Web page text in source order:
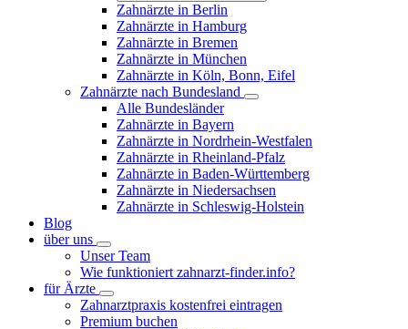
Zahnärzte in Berlin
Zahnärzte in Hamburg
Zahnärzte in Bremen
Zahnärzte in München
Zahnärzte in Köln, Bonn, Eifel
Zahnärzte nach Bundesland
Alle Bundesländer
Zahnärzte in Bayern
Zahnärzte in Nordrhein-Westfalen
Zahnärzte in Rheinland-Pfalz
Zahnärzte in Baden-Württemberg
Zahnärzte in Niedersachsen
Zahnärzte in Schleswig-Holstein
Blog
über uns
Unser Team
Wie funktioniert zahnarzt-finder.info?
für Ärzte
Zahnarztpraxis kostenfrei eintragen
Premium buchen